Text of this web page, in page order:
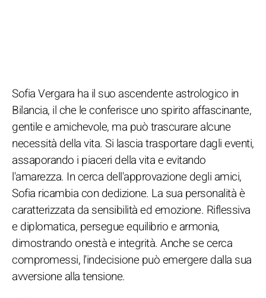
Sofia Vergara ha il suo ascendente astrologico in
Bilancia, il che le conferisce uno spirito affascinante,
gentile e amichevole, ma può trascurare alcune
necessità della vita. Si lascia trasportare dagli eventi,
assaporando i piaceri della vita e evitando
l'amarezza. In cerca dell'approvazione degli amici,
Sofia ricambia con dedizione. La sua personalità è
caratterizzata da sensibilità ed emozione. Riflessiva
e diplomatica, persegue equilibrio e armonia,
dimostrando onestà e integrità. Anche se cerca
compromessi, l'indecisione può emergere dalla sua
avversione alla tensione.